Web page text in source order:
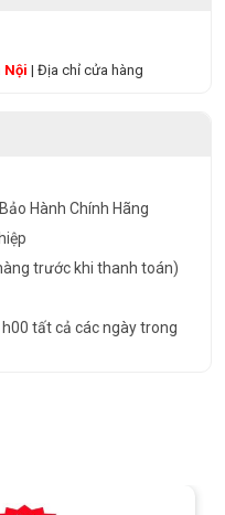
Nội | Địa chỉ cửa hàng
Hành Chính Hãng
trước khi thanh toán)
tất cả các ngày trong